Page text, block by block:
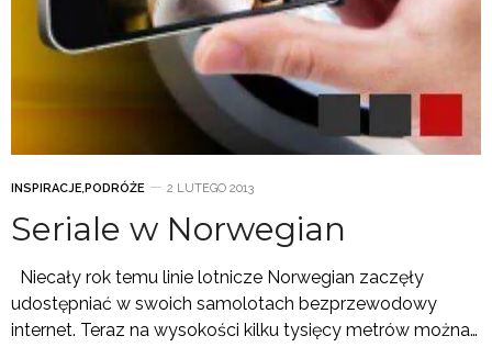
INSPIRACJE,PODRÓŻE 2 LUTEGO 2013
Seriale w Norwegian
Niecały rok temu linie lotnicze Norwegian zaczęły
udostępniać w swoich samolotach bezprzewodowy
internet. Teraz na wysokości kilku tysięcy metrów można…